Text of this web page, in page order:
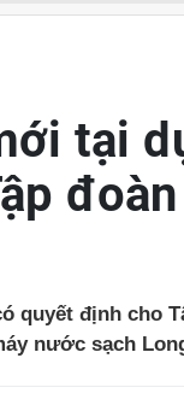
tại
quyết định cho
nước sạch